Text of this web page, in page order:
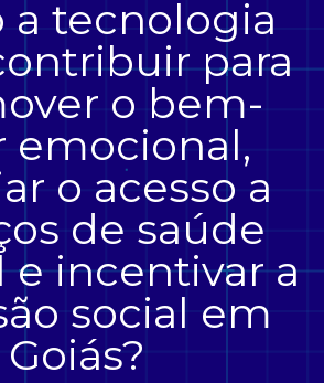
a tecnologia
para
o bem-
emocional,
o acesso a
de saúde
incentivar a
social em
Goiás?